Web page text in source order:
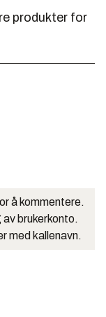
produkter for
å kommentere.
brukerkonto.
med kallenavn.